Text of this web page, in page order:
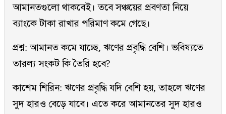
আমানতগুলো থাকবেই। তবে সঞ্চয়ের প্রবণতা নিয়ে
ব্যাংকে টাকা রাখার পরিমাণ কমে গেছে।
প্রশ্ন: আমানত কমে যাচ্ছে, ঋণের প্রবৃদ্ধি বেশি। ভবিষ্যতে
তারল্য সংকট কি তৈরি হবে?
কাশেম শিরিন: ঋণের প্রবৃদ্ধি যদি বেশি হয়, তাহলে ঋণের
সুদ হারও বেড়ে যাবে। এতে করে আমানতের সুদ হারও